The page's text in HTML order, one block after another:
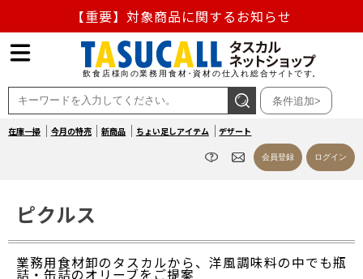
【重要】対象商品に関するお知らせ
【重要】熊本地震の影響による商品出荷停止のお知らせ
熊本県熊本地方を震源とする地震の影響によるお荷物のお
届け遅延について
条件追加>
在庫一掃 今月の特売 新商品 ちょい足しアイテム デザート
会員登録 ログイン
ピクルス
業務用食材卸のタスカルから、洋風調味料の中でも瓶
詰・缶詰のオリーブをご提案